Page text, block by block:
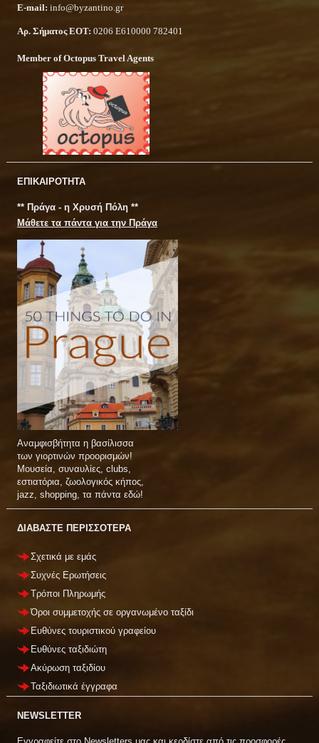
E-mail: info@byzantino.gr
Αρ. Σήματος ΕΟΤ: 0206 Ε610000 782401
Member of Octopus Travel Agents
ΕΠΙΚΑΙΡΟΤΗΤΑ
** Πράγα - η Χρυσή Πόλη **
Μάθετε τα πάντα για την Πράγα
Αναμφισβήτητα η βασίλισσα
των γιορτινών προορισμών!
Μουσεία, συναυλίες, clubs,
εστιατόρια, ζωολογικός κήπος,
jazz, shopping, τα πάντα εδώ!
ΔΙΑΒΑΣΤΕ ΠΕΡΙΣΣΟΤΕΡΑ
Σχετικά με εμάς
Συχνές Ερωτήσεις
Τρόποι Πληρωμής
Όροι συμμετοχής σε οργανωμένο ταξίδι
Ευθύνες τουριστικού γραφείου
Ευθύνες ταξιδιώτη
Ακύρωση ταξιδίου
Ταξιδιωτικά έγγραφα
NEWSLETTER